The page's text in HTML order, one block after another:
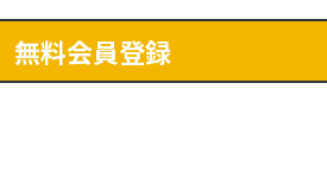
無料会員登録